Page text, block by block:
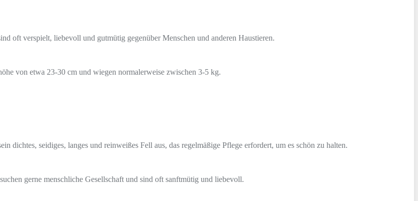
oft verspielt, liebevoll und gutmütig gegenüber Menschen und anderen Haustieren.
von etwa 23-30 cm und wiegen normalerweise zwischen 3-5 kg.
dichtes, seidiges, langes und reinweißes Fell aus, das regelmäßige Pflege erfordert, um es schön zu halten.
gerne menschliche Gesellschaft und sind oft sanftmütig und liebevoll.